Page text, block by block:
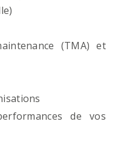
(TMA) et
de vos